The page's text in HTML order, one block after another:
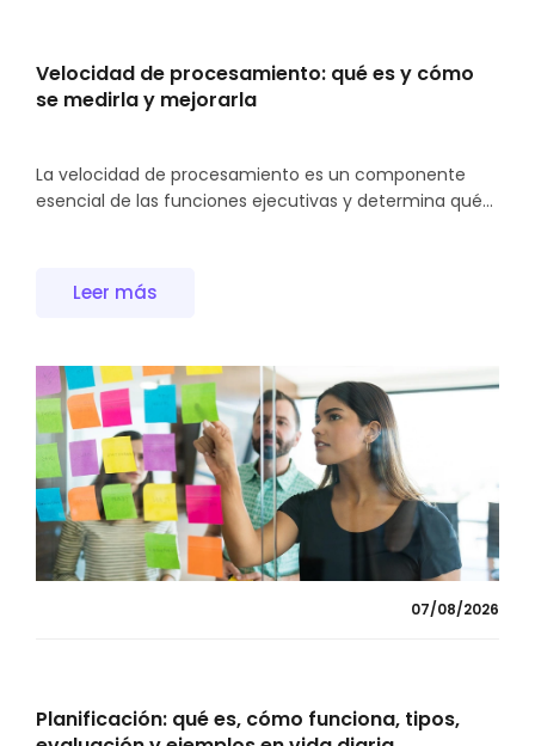
Velocidad de procesamiento: qué es y cómo
se medirla y mejorarla
La velocidad de procesamiento es un componente
esencial de las funciones ejecutivas y determina qué...
Leer más
07/08/2026
Planificación: qué es, cómo funciona, tipos,